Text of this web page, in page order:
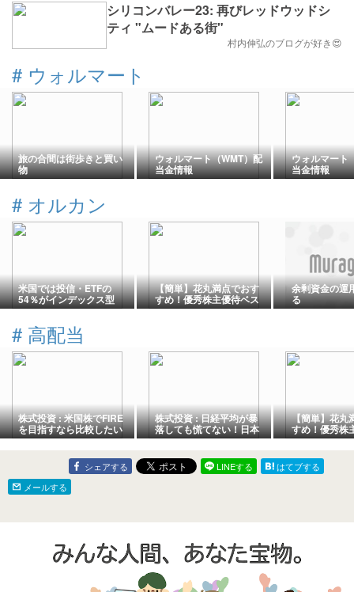
シリコンバレー23: 再びレッドウッドシ
ティ "ムードある街"
村内伸弘のブログが好き😍
# ウォルマート
旅の合間は街歩きと買い
物
ウォルマート（WMT）配
当金情報
ウォルマート
当金情報
# オルカン
米国では投信・ETFの
54％がインデックス型
【簡単】花丸満点でおす
すめ！優秀株主優待ベス
ト25【株主優待】【貯
余剰資金の運
る
# 高配当
株式投資 : 米国株でFIRE
を目指すなら比較したい
高配当・配当貴族・
S&P500の違い
株式投資 : 日経平均が暴
落しても慌てない！日本
株の高配当投資と積立投
資を比較
【簡単】花丸
すめ！優秀株
ト25【株主優
金】
シェアする LINEする
はてブする
メールする